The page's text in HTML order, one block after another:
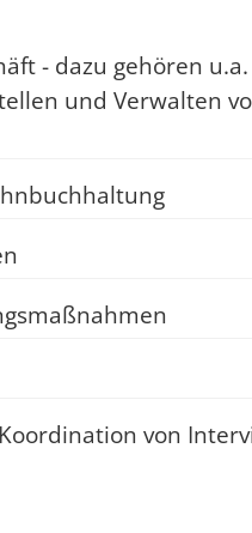
- dazu gehören
und Verwalten
von